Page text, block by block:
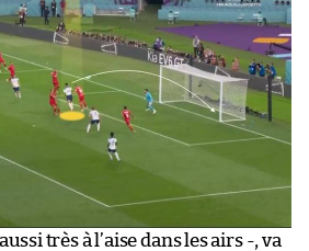
très à l’aise dans les airs -, va